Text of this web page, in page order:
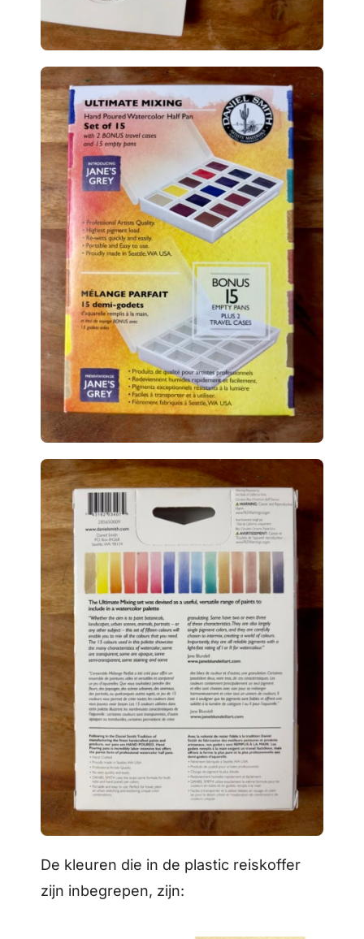
De kleuren die in de plastic reiskoffer
zijn inbegrepen, zijn: